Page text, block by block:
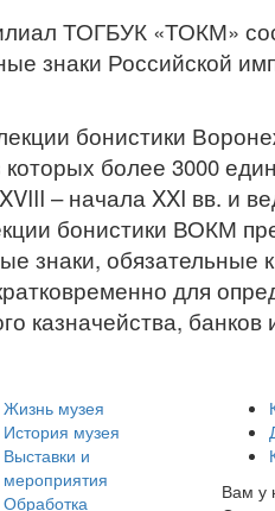
ТОГБУК «ТОКМ»
знаки Российской
бонистики
более 3000
– начала XXI вв. и
бонистики ВОКМ
знаки, обязательные
для
казначейства,
Жизнь музея
История музея
Выставки и
мероприятия
Обработка
Вам у